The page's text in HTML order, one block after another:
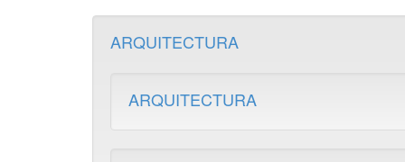
ARQUITECTURA
ARQUITECTURA